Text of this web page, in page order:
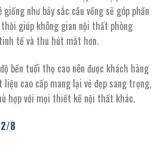
như bảy sắc cầu vồng sẽ góp phần
giúp không gian nội thất phòng
tế và thu hút mắt hơn.
bền tuổi thọ cao nên được khách hàng
cao cấp mang lại vẻ đẹp sang trọng,
hợp với mọi thiết kế nội thất khác.
8